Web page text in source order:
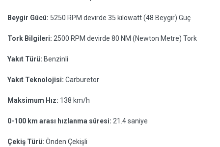
Beygir Gücü: 5250 RPM devirde 35 kilowatt (48 Beygir) Güç
Tork Bilgileri: 2500 RPM devirde 80 NM (Newton Metre) Tork
Yakıt Türü: Benzinli
Yakıt Teknolojisi: Carburetor
Maksimum Hız: 138 km/h
0-100 km arası hızlanma süresi: 21.4 saniye
Çekiş Türü: Önden Çekişli